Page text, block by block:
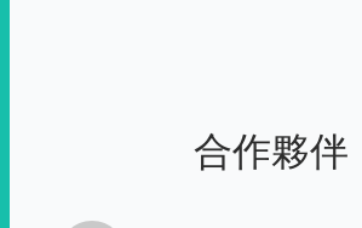
合作夥伴